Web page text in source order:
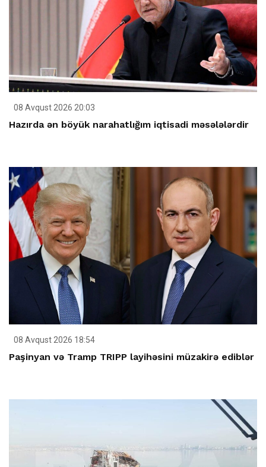
08 Avqust 2026 20:03
Hazırda ən böyük narahatlığım iqtisadi məsələlərdir
08 Avqust 2026 18:54
Paşinyan və Tramp TRIPP layihəsini müzakirə ediblər